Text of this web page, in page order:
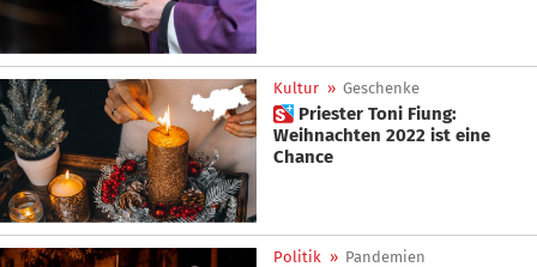
Kultur » Geschenke
 Priester Toni Fiung:
Weihnachten 2022 ist eine
Chance
Politik » Pandemien